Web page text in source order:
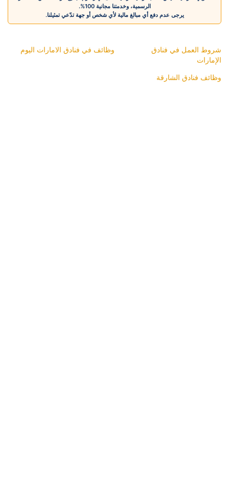
الرسمية، وخدمتنا مجانية 100%.
يرجى عدم دفع أي مبالغ مالية لأي شخص أو جهة تدّعي تمثيلنا.
شروط العمل في فنادق
الإمارات
وظائف في فنادق الامارات اليوم
وظائف فنادق الشارقة